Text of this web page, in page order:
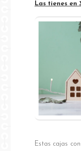
Las tienes en
Estas cajas